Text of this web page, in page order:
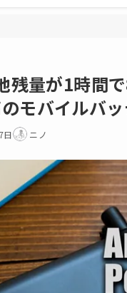
残量が1時
モバイルバッ
日 ニノ